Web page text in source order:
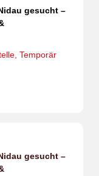
gesucht –
Temporär
gesucht –